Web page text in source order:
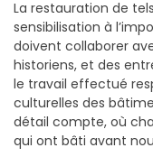
La restauration de
sensibilisation à
doivent collaborer
historiens, et des
le travail effectué
culturelles des
détail compte, où
qui ont bâti avant